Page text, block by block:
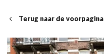
Terug naar de voorpagina